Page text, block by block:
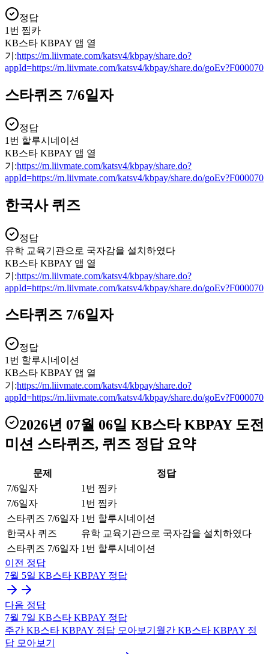
정답
1번 찜카
KB스타 KBPAY 앱 열
기:https://m.liivmate.com/katsv4/kbpay/share.do?
appId=https://m.liivmate.com/katsv4/kbpay/share.do/goEv?F000070
스타퀴즈 7/6일자
정답
1번 할루시네이션
KB스타 KBPAY 앱 열
기:https://m.liivmate.com/katsv4/kbpay/share.do?
appId=https://m.liivmate.com/katsv4/kbpay/share.do/goEv?F000070
한국사 퀴즈
정답
유학 교육기관으로 국자감을 설치하였다
KB스타 KBPAY 앱 열
기:https://m.liivmate.com/katsv4/kbpay/share.do?
appId=https://m.liivmate.com/katsv4/kbpay/share.do/goEv?F000070
스타퀴즈 7/6일자
정답
1번 할루시네이션
KB스타 KBPAY 앱 열
기:https://m.liivmate.com/katsv4/kbpay/share.do?
appId=https://m.liivmate.com/katsv4/kbpay/share.do/goEv?F000070
2026년 07월 06일 KB스타 KBPAY 도전
미션 스타퀴즈, 퀴즈 정답 요약
문제
정답
7/6일자
1번 찜카
7/6일자
1번 찜카
스타퀴즈 7/6일자 1번 할루시네이션
한국사 퀴즈
유학 교육기관으로 국자감을 설치하였다
스타퀴즈 7/6일자 1번 할루시네이션
이전 정답
7월 5일 KB스타 KBPAY 정답
다음 정답
7월 7일 KB스타 KBPAY 정답
주간 KB스타 KBPAY 정답 모아보기 월간 KB스타 KBPAY 정
답 모아보기